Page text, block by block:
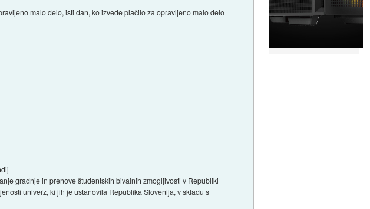
malo delo, isti dan, ko izvede plačilo za opravljeno malo delo
gradnje in prenove študentskih bivalnih zmogljivosti v Republiki
univerz, ki jih je ustanovila Republika Slovenija, v skladu s